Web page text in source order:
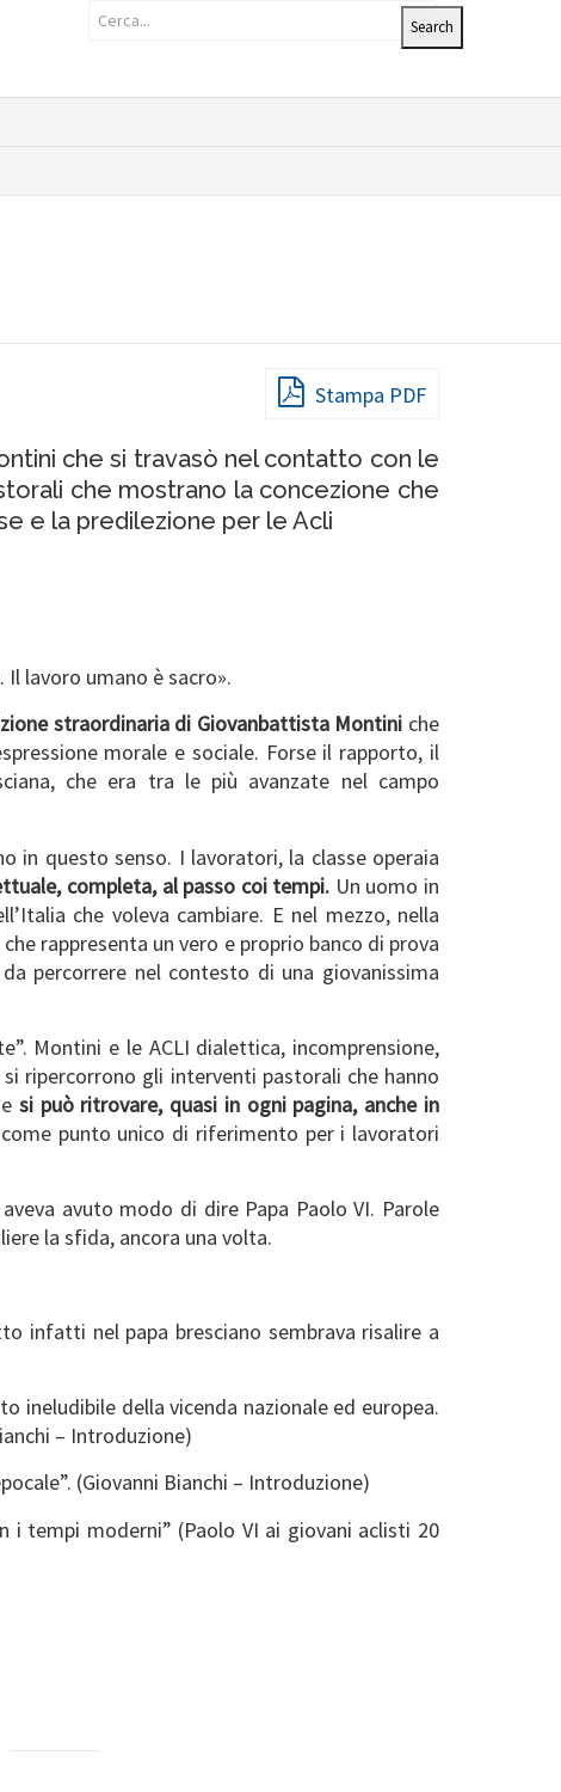
Stampa PDF
che si travasò nel contatto con le
che mostrano la concezione che
e la predilezione per le Acli
Il lavoro umano è sacro».
straordinaria di Giovanbattista Montini che
morale e sociale. Forse il rapporto, il
che era tra le più avanzate nel campo
in questo senso. I lavoratori, la classe operaia
completa, al passo coi tempi. Un uomo in
che voleva cambiare. E nel mezzo, nella
rappresenta un vero e proprio banco di prova
percorrere nel contesto di una giovanissima
Montini e le ACLI dialettica, incomprensione,
ripercorrono gli interventi pastorali che hanno
si può ritrovare, quasi in ogni pagina, anche in
punto unico di riferimento per i lavoratori
avuto modo di dire Papa Paolo VI. Parole
la sfida, ancora una volta.
infatti nel papa bresciano sembrava risalire a
ineludibile della vicenda nazionale ed europea.
– Introduzione)
(Giovanni Bianchi – Introduzione)
i tempi moderni” (Paolo VI ai giovani aclisti 20